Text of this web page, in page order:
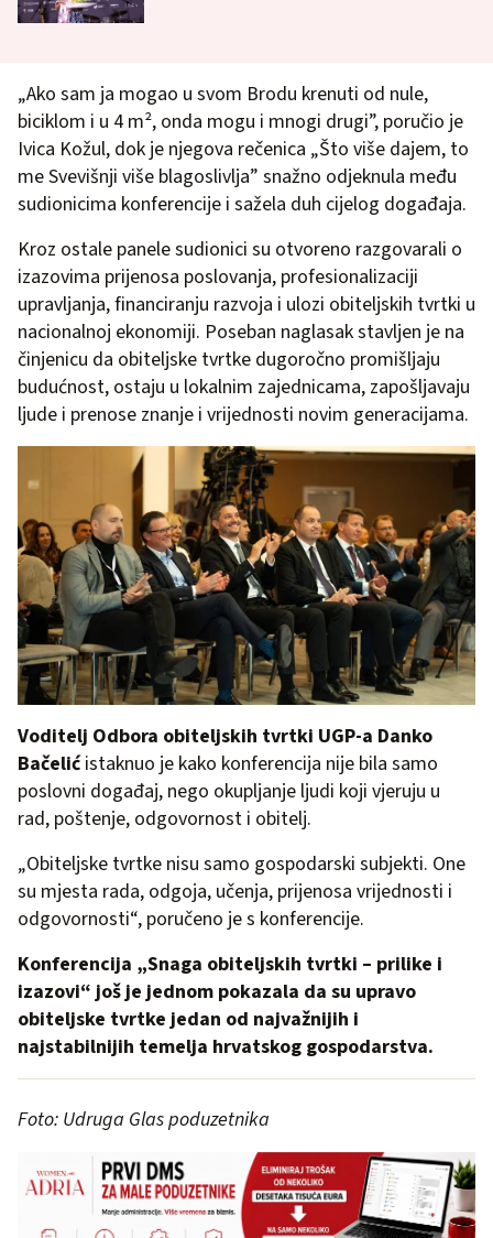
„Ako sam ja mogao u svom Brodu krenuti od nule,
biciklom i u 4 m², onda mogu i mnogi drugi”, poručio je
Ivica Kožul, dok je njegova rečenica „Što više dajem, to
me Svevišnji više blagoslivlja” snažno odjeknula među
sudionicima konferencije i sažela duh cijelog događaja.
Kroz ostale panele sudionici su otvoreno razgovarali o
izazovima prijenosa poslovanja, profesionalizaciji
upravljanja, financiranju razvoja i ulozi obiteljskih tvrtki u
nacionalnoj ekonomiji. Poseban naglasak stavljen je na
činjenicu da obiteljske tvrtke dugoročno promišljaju
budućnost, ostaju u lokalnim zajednicama, zapošljavaju
ljude i prenose znanje i vrijednosti novim generacijama.
Voditelj Odbora obiteljskih tvrtki UGP-a Danko
Bačelićistaknuo je kako konferencija nije bila samo
poslovni događaj, nego okupljanje ljudi koji vjeruju u
rad, poštenje, odgovornost i obitelj.
„Obiteljske tvrtke nisu samo gospodarski subjekti. One
su mjesta rada, odgoja, učenja, prijenosa vrijednosti i
odgovornosti“, poručeno je s konferencije.
Konferencija „Snaga obiteljskih tvrtki – prilike i
izazovi“ još je jednom pokazala da su upravo
obiteljske tvrtke jedan od najvažnijih i
najstabilnijih temelja hrvatskog gospodarstva.
Foto: Udruga Glas poduzetnika